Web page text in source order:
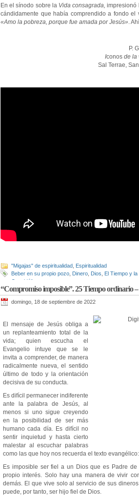
En el sínodo sobre la Vida consagrada,impresionó
cándidamente que había comprendido a fondo
«Amo la pobreza, porque fue amada por Jesús».
P.
Iconos de la
Sal Terrae,
"Migajas" de espiritualidad Espiritualidad
Beber en su propio pozo Dinero Dios El Tiempo y
Casaldáliga
“Compromiso imposible”. 25 Tiempo ordinario –
domingo, 18 de septiembre de 2022
El mensaje de Jesús obliga a
un replanteamiento total de la
vida; quien escucha el
Evangelio intuye que se le
invita a comprender, de manera
radicalmente nueva, el sentido
último de todo y la orientación
decisiva de su conducta.
Es difícil permanecer indiferente
ante la palabra de Jesús, al
menos si uno sigue creyendo
en la posibilidad de ser más
humano cada día. Es difícil no
sentir inquietud y hasta cierto
malestar al escuchar palabras
como las que hoy nos recuerda el texto
Es imposible ser fiel a un Dios que es Padre
propio interés. Solo hay una manera de vivir
demás. El que vive solo al servicio de sus
puede, por tanto, ser hijo fiel de Dios.